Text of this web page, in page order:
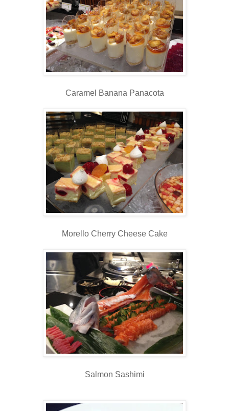
Caramel Banana Panacota
Morello Cherry Cheese Cake
Salmon Sashimi